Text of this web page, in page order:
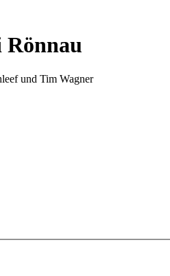
Rönnau
und Tim Wagner